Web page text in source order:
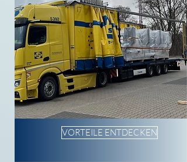
VORTEILE ENTDECKEN